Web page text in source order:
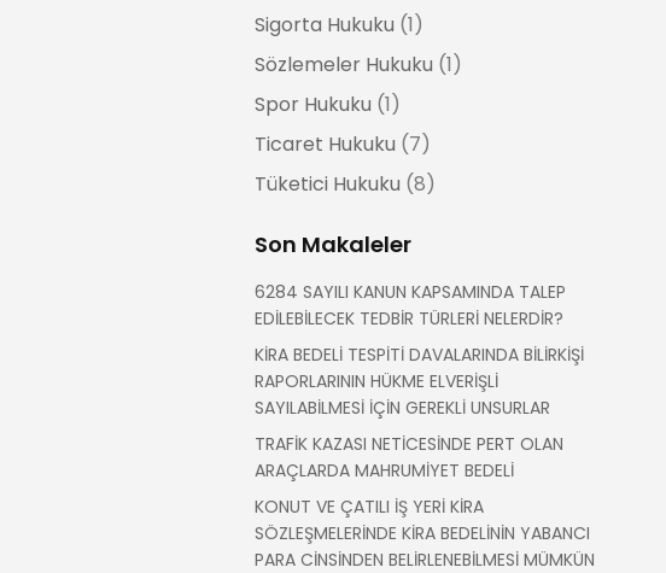
Sigorta Hukuku (1)
Sözlemeler Hukuku (1)
Spor Hukuku (1)
Ticaret Hukuku (7)
Tüketici Hukuku (8)
Son Makaleler
6284 SAYILI KANUN KAPSAMINDA TALEP
EDİLEBİLECEK TEDBİR TÜRLERİ NELERDİR?
KİRA BEDELİ TESPİTİ DAVALARINDA BİLİRKİŞİ
RAPORLARININ HÜKME ELVERİŞLİ
SAYILABİLMESİ İÇİN GEREKLİ UNSURLAR
TRAFİK KAZASI NETİCESİNDE PERT OLAN
ARAÇLARDA MAHRUMİYET BEDELİ
KONUT VE ÇATILI İŞ YERİ KİRA
SÖZLEŞMELERİNDE KİRA BEDELİNİN YABANCI
PARA CİNSİNDEN BELİRLENEBİLMESİ MÜMKÜN